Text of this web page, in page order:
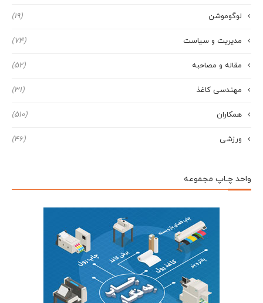
لوگوموشن (19)
مدیریت و سیاست (74)
مقاله و مصاحبه (52)
مهندسی کاغذ (31)
همکاران (510)
ورزشی (46)
واحد چـاپ مجموعه